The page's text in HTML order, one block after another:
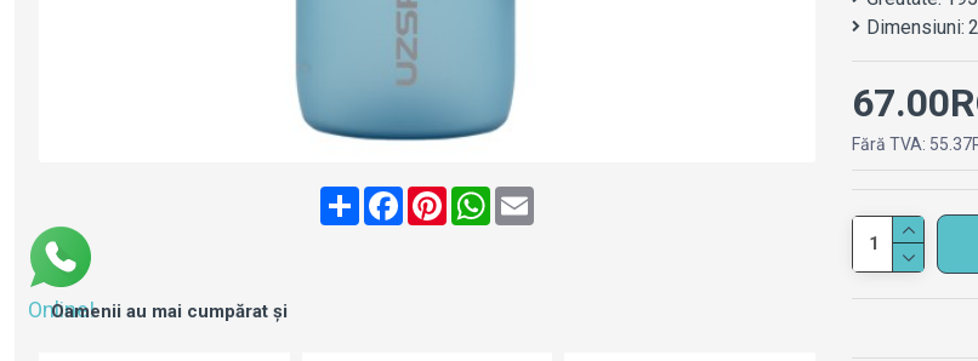
Oamenii au mai cumpărat și
ShareFacebookPinterestWhatsApp
Email
Dimensiuni:
Fără TVA:
Online!